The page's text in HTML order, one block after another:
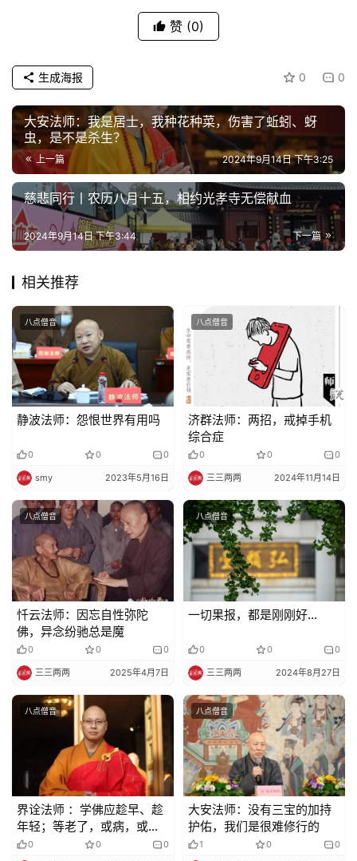
赞 (0)
0 0
生成海报
大安法师：我是居士，我种花种菜，伤害了蚯蚓、蚜
虫，是不是杀生？
上一篇 2024年9月14日 下午3:25
慈悲同行丨农历八月十五，相约光孝寺无偿献血
下一篇
2024年9月14日 下午3:44
相关推荐
八点僧音
静波法师：怨恨世界有用吗
0 0 0
smy 2023年5月16日
八点僧音
济群法师：两招，戒掉手机
综合症
0 0 0
三三两两 2024年11月14日
八点僧音
忏云法师：因忘自性弥陀
佛，异念纷驰总是魔
0 0 0
三三两两 2025年4月7日
八点僧音
一切果报，都是刚刚好…
0 0 0
三三两两 2024年8月27日
八点僧音
界诠法师 ：学佛应趁早、趁
年轻；等老了，或病，或灾
等，难起正念
0 0 0
八点僧音
大安法师：没有三宝的加持
护佑，我们是很难修行的
1 0 0